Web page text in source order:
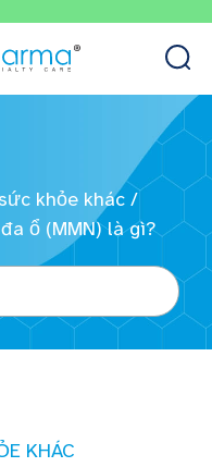
khỏe khác /
ổ (MMN) là gì?
KHÁC